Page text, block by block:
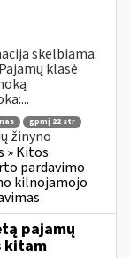
skelbiama:
klasė
gpmį 22 str
žinyno
» Kitos
pardavimo
kilnojamojo
pajamų
kitam